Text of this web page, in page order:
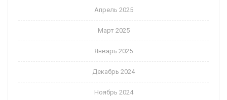
Апрель 2025
Март 2025
Январь 2025
Декабрь 2024
Ноябрь 2024